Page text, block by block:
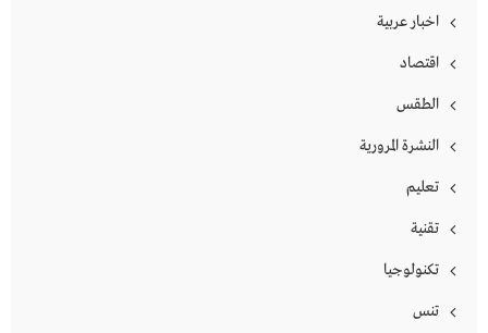
اخبار عربية
اقتصاد
الطقس
النشرة المرورية
تعليم
تقنية
تكنولوجيا
تنس